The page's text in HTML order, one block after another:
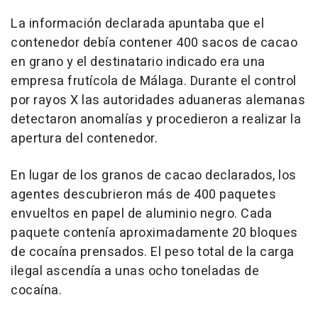
La información declarada apuntaba que el
contenedor debía contener 400 sacos de cacao
en grano y el destinatario indicado era una
empresa frutícola de Málaga. Durante el control
por rayos X las autoridades aduaneras alemanas
detectaron anomalías y procedieron a realizar la
apertura del contenedor.
En lugar de los granos de cacao declarados, los
agentes descubrieron más de 400 paquetes
envueltos en papel de aluminio negro. Cada
paquete contenía aproximadamente 20 bloques
de cocaína prensados. El peso total de la carga
ilegal ascendía a unas ocho toneladas de
cocaína.